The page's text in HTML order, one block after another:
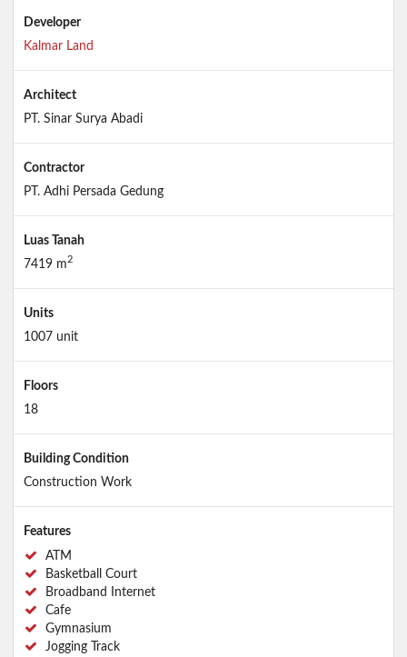
Developer
Kalmar Land
Architect
PT. Sinar Surya Abadi
Contractor
PT. Adhi Persada Gedung
Luas Tanah
7419 m2
Units
1007 unit
Floors
18
Building Condition
Construction Work
Features
ATM
Basketball Court
Broadband Internet
Cafe
Gymnasium
Jogging Track